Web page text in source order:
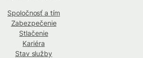
Spoločnosť a tím
Zabezpečenie
Stlačenie
Kariéra
Stav služby